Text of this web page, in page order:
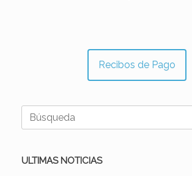
Recibos de Pago
Buscar:
ULTIMAS NOTICIAS